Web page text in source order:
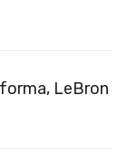
LeBron